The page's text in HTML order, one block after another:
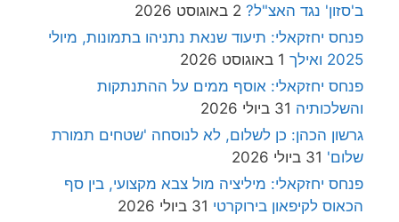
ב'סזון' נגד האצ"ל? 2 באוגוסט 2026
פנחס יחזקאלי: תיעוד שנאת נתניהו בתמונות, מיולי
2025 ואילך
1 באוגוסט 2026
פנחס יחזקאלי: אוסף ממים על ההתנתקות
והשלכותיה 31 ביולי 2026
גרשון הכהן: כן לשלום, לא לנוסחה 'שטחים תמורת
שלום' 31 ביולי 2026
פנחס יחזקאלי: מיליציה מול צבא מקצועי, בין סף
הכאוס לקיפאון בירוקרטי 31 ביולי 2026